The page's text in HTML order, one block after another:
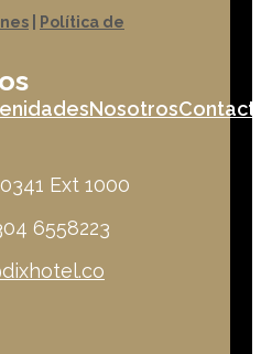
Política de
Nosotros
Ext 1000
6558223